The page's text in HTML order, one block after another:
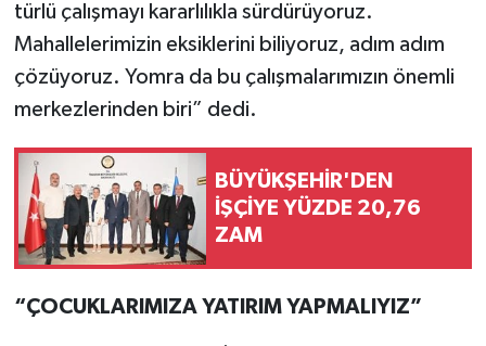
türlü çalışmayı kararlılıkla sürdürüyoruz.
Mahallelerimizin eksiklerini biliyoruz, adım adım
çözüyoruz. Yomra da bu çalışmalarımızın önemli
merkezlerinden biri” dedi.
BÜYÜKŞEHİR'DEN
İŞÇİYE YÜZDE 20,76
ZAM
“ÇOCUKLARIMIZA YATIRIM YAPMALIYIZ”